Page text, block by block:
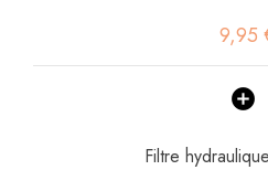
9,95
Filtre